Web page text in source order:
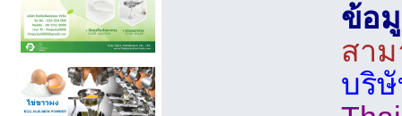
ข้อ
สา
บริ